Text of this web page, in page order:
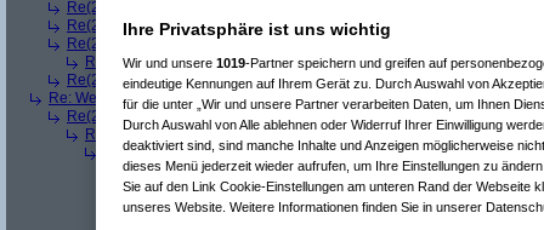
Re(2): Welches ETWAS hab ihr bekommen..
Re(2): Welches ETWAS hab ihr bekommen..(playaz
Re(2): Welches ETWAS hab ihr bekommen..
Ardjan
Re(3): Welches ETWAS hab ihr bekommen..(monster23am
Re(2): Welches ETWAS hab ihr bekommen..( User284am 23.12.2008,
Re: Welches ETWAS hab ihr bekommen..(Diallam 23.12.2008, 09:01:20)
Re(2): Welches ETWAS hab ihr bekommen.. ( ddrobescham
Re(3): Welches ETWAS hab ihr bekommen..( q.e.d.am 23.12.2008,
Re(4): Welches ETWAS hab ihr bekommen..(Games2Gameam
Re(5): Welches ETWAS hab ihr bekommen..(ddrobescham
Re(6): Welches ETWAS hab ihr bekommen..(q.e.d.am
Re(5): Welches ETWAS hab ihr bekommen..(q.e.d.am
Ihre Privatsphäre ist uns wichtig
Wir und unsere 1019-Partner speichern und greifen auf
eindeutige Kennungen auf Ihrem Gerät zu. Durch Auswahl von
für die unter „Wir und unsere Partner verarbeiten Daten, um Ihnen
Durch Auswahl von Alle ablehnen oder Widerruf Ihrer Einwilligung
deaktiviert sind, sind manche Inhalte und Anzeigen möglicherweise
dieses Menü jederzeit wieder aufrufen, um Ihre Einstellungen zu
Sie auf den Link Cookie-Einstellungen am unteren Rand der Webseite
unseres Website. Weitere Informationen finden Sie in unserer